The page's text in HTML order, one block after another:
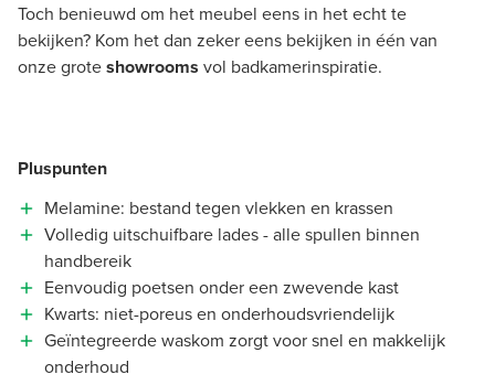
Toch benieuwd om het meubel eens in het echt te
bekijken? Kom het dan zeker eens bekijken in één van
onze groteshowrooms vol badkamerinspiratie.
Pluspunten
Melamine: bestand tegen vlekken en krassen
Volledig uitschuifbare lades - alle spullen binnen
handbereik
Eenvoudig poetsen onder een zwevende kast
Kwarts: niet-poreus en onderhoudsvriendelijk
Geïntegreerde waskom zorgt voor snel en makkelijk
onderhoud